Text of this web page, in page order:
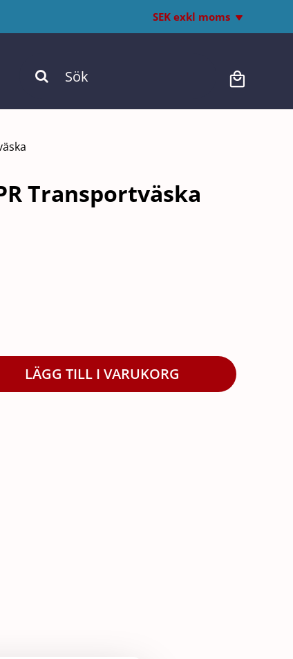
SEK exkl moms
efter:
Transportväska
LÄGG TILL I VARUKORG